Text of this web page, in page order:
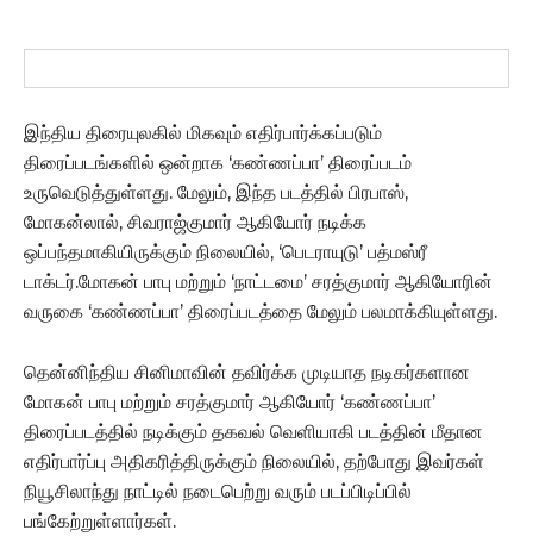
இந்திய திரையுலகில் மிகவும் எதிர்பார்க்கப்படும்
திரைப்படங்களில் ஒன்றாக ‘கண்ணப்பா’ திரைப்படம்
உருவெடுத்துள்ளது. மேலும், இந்த படத்தில் பிரபாஸ்,
மோகன்லால், சிவராஜ்குமார் ஆகியோர் நடிக்க
ஒப்பந்தமாகியிருக்கும் நிலையில், ‘பெடராயுடு’ பத்மஸ்ரீ
டாக்டர்.மோகன் பாபு மற்றும் ‘நாட்டமை’ சரத்குமார் ஆகியோரின்
வருகை ‘கண்ணப்பா’ திரைப்படத்தை மேலும் பலமாக்கியுள்ளது.
தென்னிந்திய சினிமாவின் தவிர்க்க முடியாத நடிகர்களான
மோகன் பாபு மற்றும் சரத்குமார் ஆகியோர் ‘கண்ணப்பா’
திரைப்படத்தில் நடிக்கும் தகவல் வெளியாகி படத்தின் மீதான
எதிர்பார்ப்பு அதிகரித்திருக்கும் நிலையில், தற்போது இவர்கள்
நியூசிலாந்து நாட்டில் நடைபெற்று வரும் படப்பிடிப்பில்
பங்கேற்றுள்ளார்கள்.